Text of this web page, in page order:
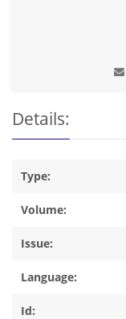
Details:
Type:
Volume:
Issue:
Language:
Id: